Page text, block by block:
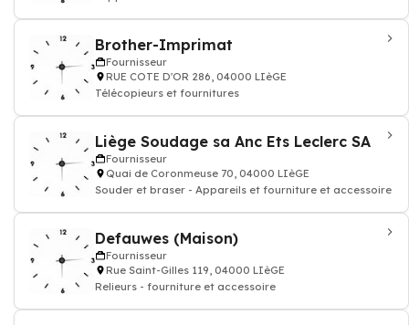
Brother-Imprimat
Fournisseur
RUE COTE D'OR 286, 04000 LIèGE
Télécopieurs et fournitures
Liège Soudage sa Anc Ets Leclerc SA
Fournisseur
Quai de Coronmeuse 70, 04000 LIèGE
Souder et braser - Appareils et fourniture et accessoire
Defauwes (Maison)
Fournisseur
Rue Saint-Gilles 119, 04000 LIèGE
Relieurs - fourniture et accessoire